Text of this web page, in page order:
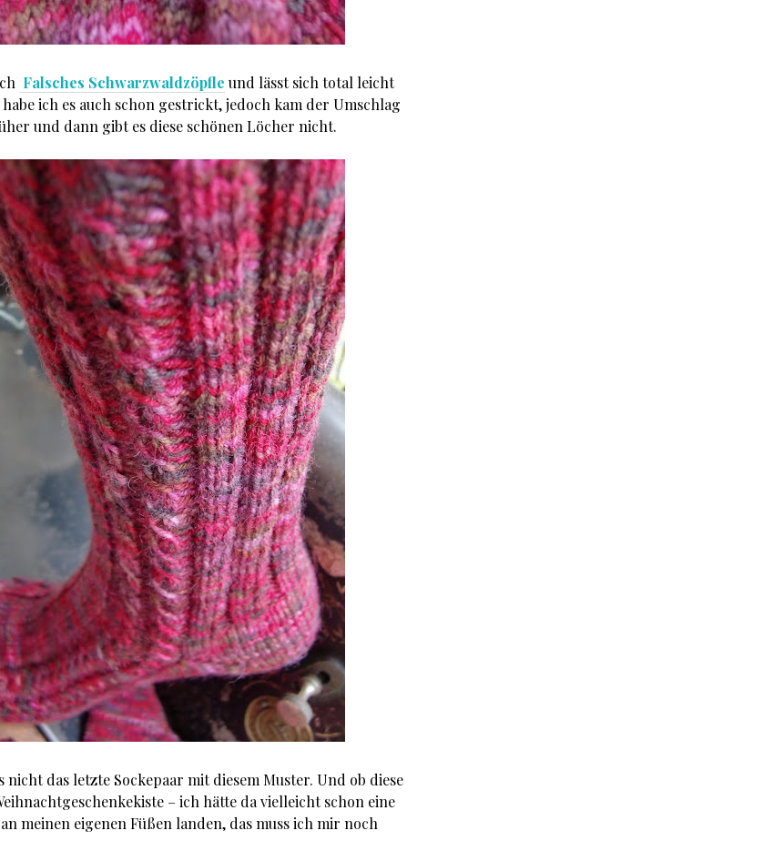
Falsches Schwarzwaldzöpfle und lässt sich total leicht
ich es auch schon gestrickt, jedoch kam der Umschlag
und dann gibt es diese schönen Löcher nicht.
nicht das letzte Sockepaar mit diesem Muster. Und ob diese
– ich hätte da vielleicht schon eine
meinen eigenen Füßen landen, das muss ich mir noch